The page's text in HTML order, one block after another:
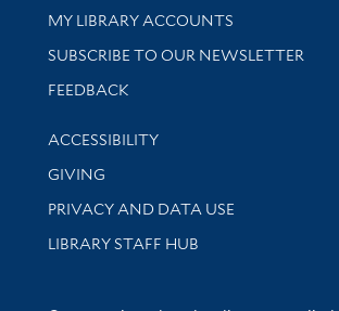
Get research help and support
MY LIBRARY ACCOUNTS
SUBSCRIBE TO OUR NEWSLETTER
Stay updated with library news and
FEEDBACK
Library Information
ACCESSIBILITY
GIVING
PRIVACY AND DATA USE
LIBRARY STAFF HUB